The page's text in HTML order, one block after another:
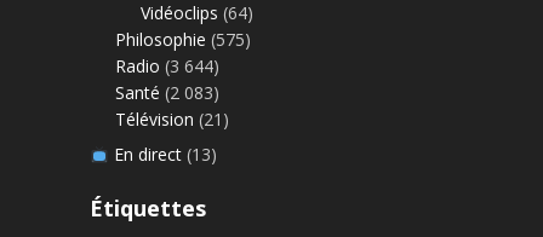
Vidéoclips (64)
Philosophie (575)
Radio (3 644)
Santé (2 083)
Télévision (21)
En direct(13)
Étiquettes